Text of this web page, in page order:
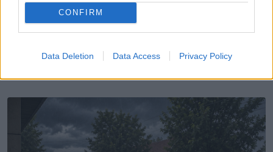
CONFIRM
Data Deletion Data Access Privacy Policy
Igazság